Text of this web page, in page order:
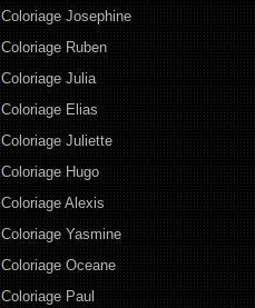
Coloriage Josephine
Coloriage Ruben
Coloriage Julia
Coloriage Elias
Coloriage Juliette
Coloriage Hugo
Coloriage Alexis
Coloriage Yasmine
Coloriage Oceane
Coloriage Paul